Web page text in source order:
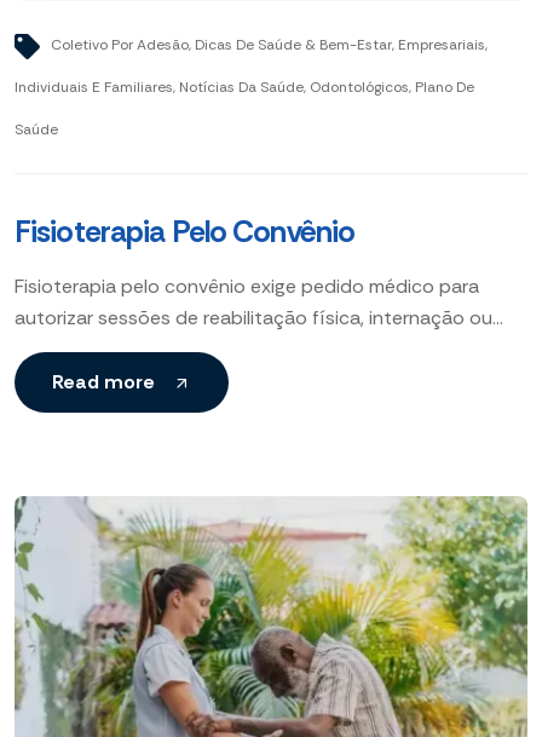
Coletivo Por Adesão, Dicas De Saúde & Bem-Estar, Empresariais,
Individuais E Familiares, Notícias Da Saúde, Odontológicos, Plano De
Saúde
Fisioterapia Pelo Convênio
Fisioterapia pelo convênio exige pedido médico para
autorizar sessões de reabilitação física, internação ou
cirurgia, garantindo tratamento especializado conforme a
necessidade clínica do paciente. Reabilitação
Read more